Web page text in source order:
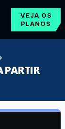
VEJA OS
PLANOS
PARTIR